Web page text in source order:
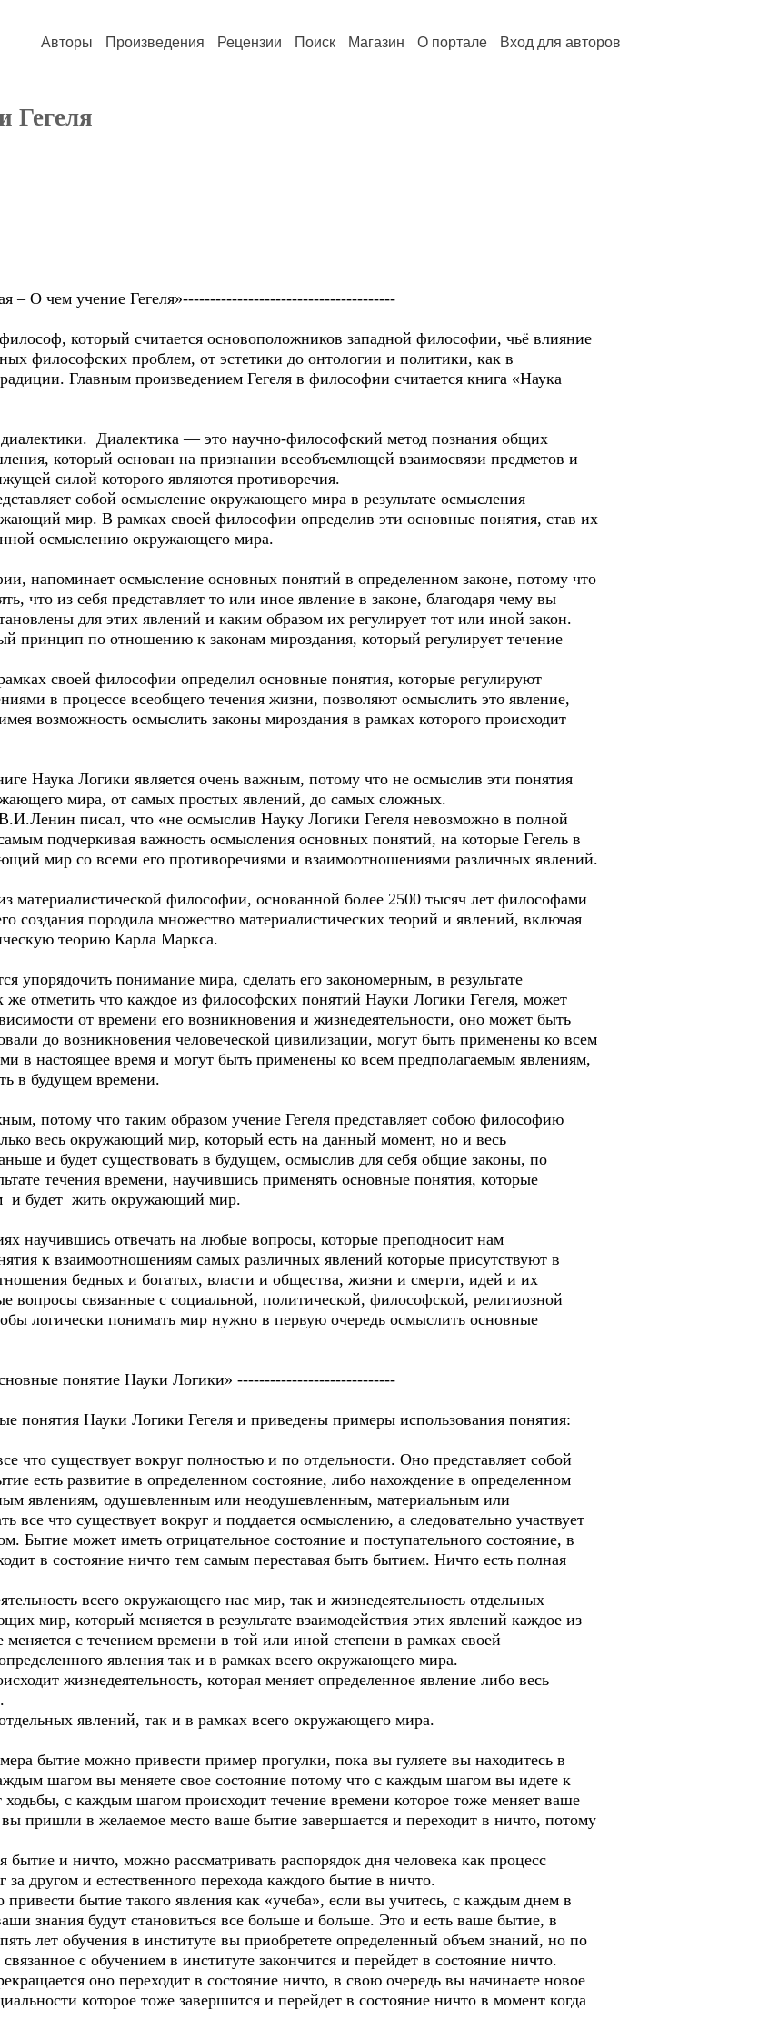
Авторы Произведения Рецензии Поиск Магазин О портале Вход для авторов
Гегеля
– О чем учение Гегеля»---------------------------------------
который считается основоположников западной философии, чьё влияние
философских проблем, от эстетики до онтологии и политики, как в
Главным произведением Гегеля в философии считается книга «Наука
диалектики. Диалектика — это научно-философский метод познания общих
который основан на признании всеобъемлющей взаимосвязи предметов и
силой которого являются противоречия.
собой осмысление окружающего мира в результате осмысления
мир. В рамках своей философии определив эти основные понятия, став их
осмыслению окружающего мира.
напоминает осмысление основных понятий в определенном законе, потому что
что из себя представляет то или иное явление в законе, благодаря чему вы
для этих явлений и каким образом их регулирует тот или иной закон.
принцип по отношению к законам мироздания, который регулирует течение
своей философии определил основные понятия, которые регулируют
в процессе всеобщего течения жизни, позволяют осмыслить это явление,
возможность осмыслить законы мироздания в рамках которого происходит
Наука Логики является очень важным, потому что не осмыслив эти понятия
мира, от самых простых явлений, до самых сложных.
писал, что «не осмыслив Науку Логики Гегеля невозможно в полной
подчеркивая важность осмысления основных понятий, на которые Гегель в
мир со всеми его противоречиями и взаимоотношениями различных явлений.
материалистической философии, основанной более 2500 тысяч лет философами
создания породила множество материалистических теорий и явлений, включая
теорию Карла Маркса.
упорядочить понимание мира, сделать его закономерным, в результате
отметить что каждое из философских понятий Науки Логики Гегеля, может
от времени его возникновения и жизнедеятельности, оно может быть
до возникновения человеческой цивилизации, могут быть применены ко всем
в настоящее время и могут быть применены ко всем предполагаемым явлениям,
в будущем времени.
потому что таким образом учение Гегеля представляет собою философию
весь окружающий мир, который есть на данный момент, но и весь
и будет существовать в будущем, осмыслив для себя общие законы, по
течения времени, научившись применять основные понятия, которые
и будет жить окружающий мир.
научившись отвечать на любые вопросы, которые преподносит нам
к взаимоотношениям самых различных явлений которые присутствуют в
бедных и богатых, власти и общества, жизни и смерти, идей и их
вопросы связанные с социальной, политической, философской, религиозной
логически понимать мир нужно в первую очередь осмыслить основные
понятие Науки Логики» -----------------------------
понятия Науки Логики Гегеля и приведены примеры использования понятия:
что существует вокруг полностью и по отдельности. Оно представляет собой
есть развитие в определенном состояние, либо нахождение в определенном
явлениям, одушевленным или неодушевленным, материальным или
что существует вокруг и поддается осмыслению, а следовательно участвует
может иметь отрицательное состояние и поступательного состояние, в
в состояние ничто тем самым переставая быть бытием. Ничто есть полная
всего окружающего нас мир, так и жизнедеятельность отдельных
мир, который меняется в результате взаимодействия этих явлений каждое из
с течением времени в той или иной степени в рамках своей
явления так и в рамках всего окружающего мира.
жизнедеятельность, которая меняет определенное явление либо весь
явлений, так и в рамках всего окружающего мира.
бытие можно привести пример прогулки, пока вы гуляете вы находитесь в
шагом вы меняете свое состояние потому что с каждым шагом вы идете к
с каждым шагом происходит течение времени которое тоже меняет ваше
вы пришли в желаемое место ваше бытие завершается и переходит в ничто, потому
бытие и ничто, можно рассматривать распорядок дня человека как процесс
другом и естественного перехода каждого бытие в ничто.
бытие такого явления как «учеба», если вы учитесь, с каждым днем в
знания будут становиться все больше и больше. Это и есть ваше бытие, в
лет обучения в институте вы приобретете определенный объем знаний, но по
с обучением в институте закончится и перейдет в состояние ничто.
оно переходит в состояние ничто, в свою очередь вы начинаете новое
которое тоже завершится и перейдет в состояние ничто в момент когда